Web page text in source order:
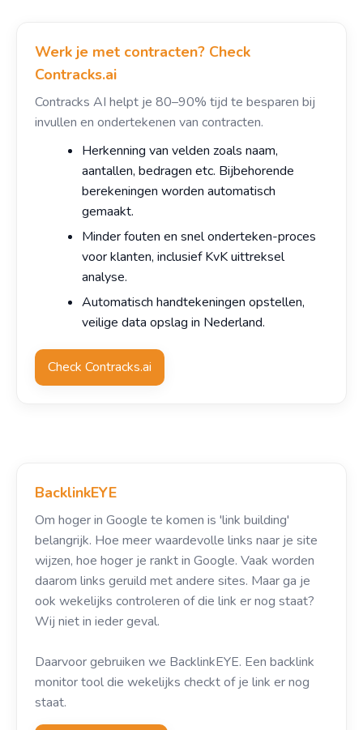
Werk je met contracten? Check
Contracks.ai
Contracks AI helpt je 80–90% tijd te besparen bij
invullen en ondertekenen van contracten.
Herkenning van velden zoals naam,
aantallen, bedragen etc. Bijbehorende
berekeningen worden automatisch
gemaakt.
Minder fouten en snel onderteken-proces
voor klanten, inclusief KvK uittreksel
analyse.
Automatisch handtekeningen opstellen,
veilige data opslag in Nederland.
Check Contracks.ai
BacklinkEYE
Om hoger in Google te komen is 'link building'
belangrijk. Hoe meer waardevolle links naar je site
wijzen, hoe hoger je rankt in Google. Vaak worden
daarom links geruild met andere sites. Maar ga je
ook wekelijks controleren of die link er nog staat?
Wij niet in ieder geval.
Daarvoor gebruiken we BacklinkEYE. Een backlink
monitor tool die wekelijks checkt of je link er nog
staat.